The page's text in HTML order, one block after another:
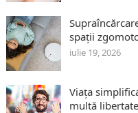
spații
iulie 19, 2026
Viața
multă libertate